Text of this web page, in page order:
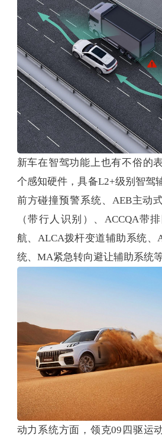
新车在智驾功能上也有不俗的
个感知硬件，具备L2+级别智驾
前方碰撞预警系统、AEB主动
（带行人识别）、ACCQA带
航、ALCA拨杆变道辅助系统、
统、MA紧急转向避让辅助系统等
动力系统方面，领克09四驱运